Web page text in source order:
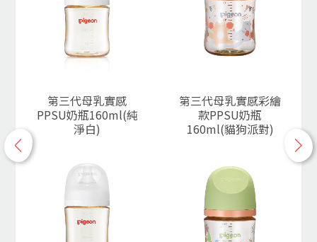
第三代母乳實感
PPSU奶瓶160ml(純
淨白)
第三代母乳實感彩繪
款PPSU奶瓶
160ml(貓狗派對)
p
n